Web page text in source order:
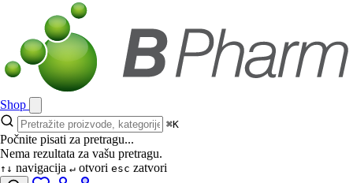
Shop
⌘K
Počnite pisati za pretragu...
Nema rezultata za vašu pretragu.
↑↓ navigacija ↵ otvori esc zatvori